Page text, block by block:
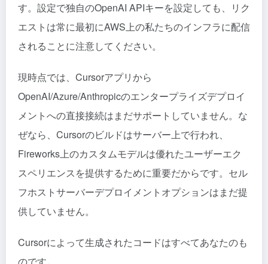
す。設定で独自のOpenAI APIキーを設定しても、リク
エストは常に最初にAWS上の私たちのインフラに配信
されることに注意してください。
現時点では、Cursorアプリから
OpenAI/Azure/Anthropicのエンタープライズデプロイ
メントへの直接接続はまだサポートしていません。な
ぜなら、Cursorのビルドはサーバー上で行われ、
Fireworks上のカスタムモデルは優れたユーザーエク
スペリエンスを提供するために重要だからです。セル
フホストサーバーデプロイメントオプションはまだ提
供していません。
Cursorによって生成されたコードはすべてあなたのも
のです。